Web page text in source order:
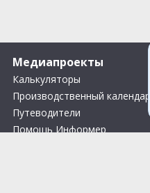
Медиапроекты
Калькуляторы
Производственный календарь
Путеводители
Помощь Информер